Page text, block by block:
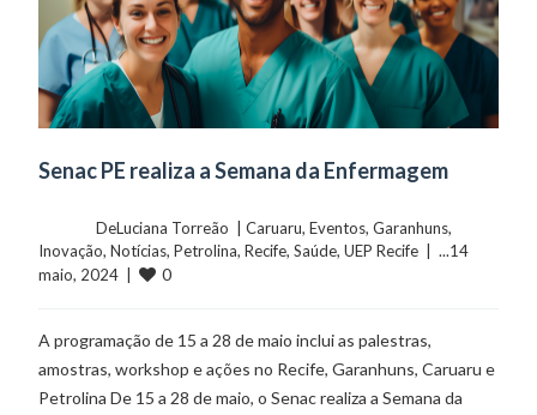
Senac PE realiza a Semana da Enfermagem
	    	DeLuciana Torreão  |
Caruaru, Eventos, Garanhuns
Inovação, Notícias, Petrolina, Recife, Saúde, UEP Recife
  |  ...14
maio, 2024  |
0
A programação de 15 a 28 de maio inclui as palestras,
amostras, workshop e ações no Recife, Garanhuns, Caruaru e
Petrolina De 15 a 28 de maio, o Senac realiza a Semana da